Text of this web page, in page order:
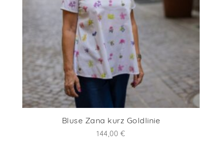
Bluse Zana kurz Goldlinie
144,00 €